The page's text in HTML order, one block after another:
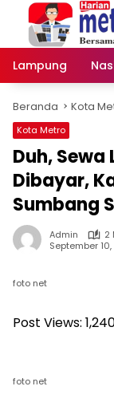
Langsung
konten
Lampung
Beranda Kota
Kota Metro
Duh, Sewa
Dibayar,
Sumbang
Admin
2
September 10,
foto net
Post Views:
foto net